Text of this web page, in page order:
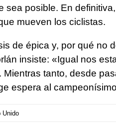
sea posible. En
mueven los ciclistas.
de épica y, por qué no
insiste: «Igual nos
tanto, desde
espera al
Unido